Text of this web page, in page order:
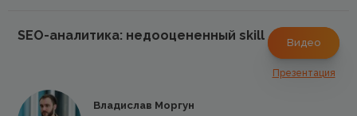
SEO-аналитика: недооцененный skill Видео
Презентация
Владислав Моргун